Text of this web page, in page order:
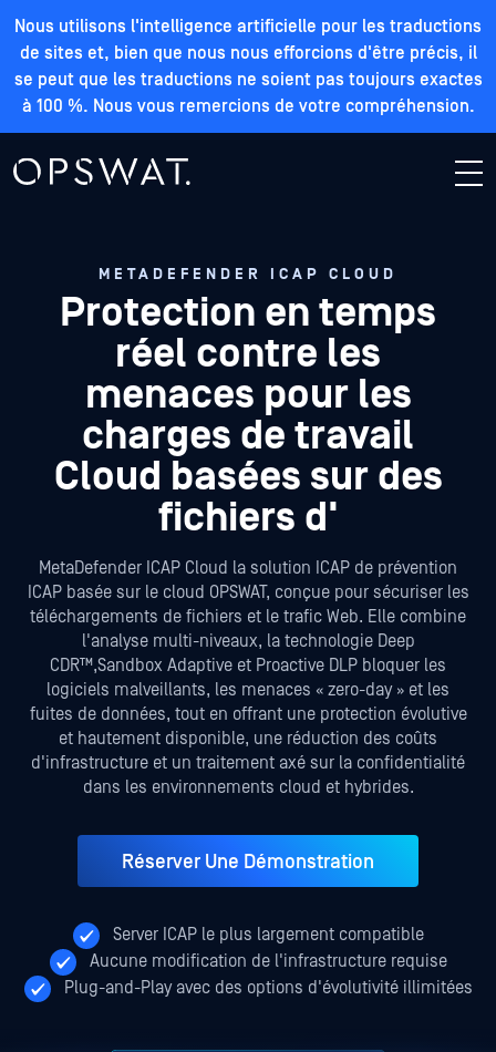
Nous utilisons l'intelligence artificielle pour les traductions
de sites et, bien que nous nous efforcions d'être précis, il
se peut que les traductions ne soient pas toujours exactes
à 100 %. Nous vous remercions de votre compréhension.
METADEFENDER ICAP CLOUD
Protection en temps
réel contre les
menaces pour les
charges de travail
Cloud basées sur des
fichiers d'
MetaDefender ICAP Cloud la solution ICAP de prévention
ICAP basée sur le cloud OPSWAT, conçue pour sécuriser les
téléchargements de fichiers et le trafic Web. Elle combine
l'analyse multi-niveaux, la technologie Deep
CDR™,Sandbox Adaptive et Proactive DLP bloquer les
logiciels malveillants, les menaces « zero-day » et les
fuites de données, tout en offrant une protection évolutive
et hautement disponible, une réduction des coûts
d'infrastructure et un traitement axé sur la confidentialité
dans les environnements cloud et hybrides.
Réserver Une Démonstration
Server ICAP le plus largement compatible
Aucune modification de l'infrastructure requise
Plug-and-Play avec des options d'évolutivité illimitées